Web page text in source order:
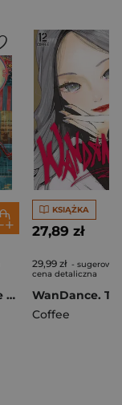
Nie uczono mnie szczęścia
KSIĄŻKA
27,89 zł
29,99 zł -
cena detaliczna
WanDance.
Coffee